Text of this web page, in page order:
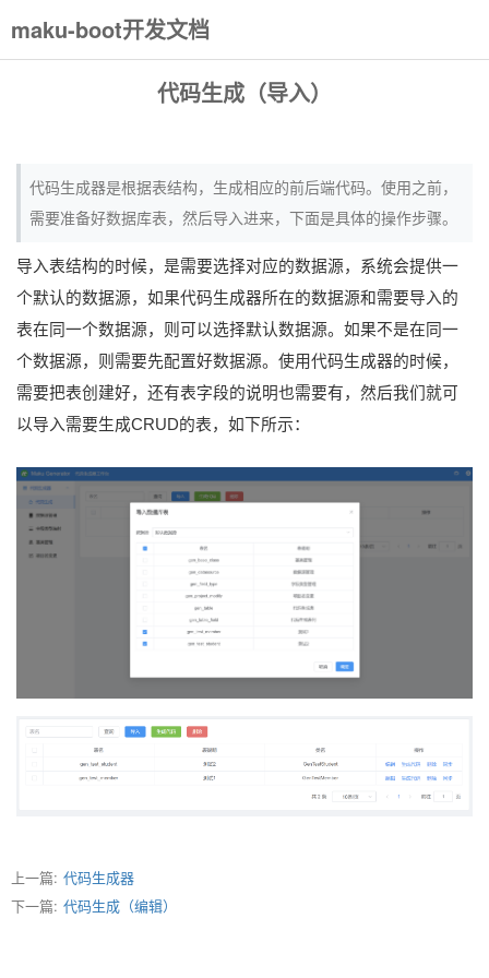
maku-boot开发文档
代码生成（导入）
代码生成器是根据表结构，生成相应的前后端代码。使用之前，
需要准备好数据库表，然后导入进来，下面是具体的操作步骤。
导入表结构的时候，是需要选择对应的数据源，系统会提供一
个默认的数据源，如果代码生成器所在的数据源和需要导入的
表在同一个数据源，则可以选择默认数据源。如果不是在同一
个数据源，则需要先配置好数据源。使用代码生成器的时候，
需要把表创建好，还有表字段的说明也需要有，然后我们就可
以导入需要生成CRUD的表，如下所示：
上一篇: 代码生成器
下一篇: 代码生成（编辑）